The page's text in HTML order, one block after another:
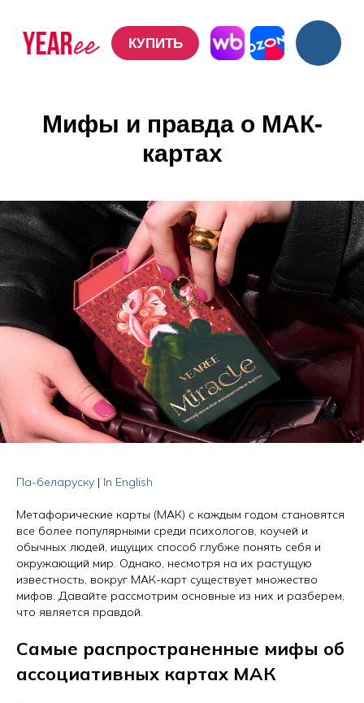
КУПИТЬ
КУПИТЬ
Мифы и правда о МАК-
картах
Па-беларуску | In English
Метафорические карты (МАК) с каждым годом становятся
все более популярными среди психологов, коучей и
обычных людей, ищущих способ глубже понять себя и
окружающий мир. Однако, несмотря на их растущую
известность, вокруг МАК-карт существует множество
мифов. Давайте рассмотрим основные из них и разберем,
что является правдой.
Самые распространенные мифы об
ассоциативных картах МАК